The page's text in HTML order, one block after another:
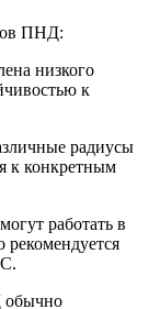
ПНД:
низкого
к
радиусы
к конкретным
работать в
обычно